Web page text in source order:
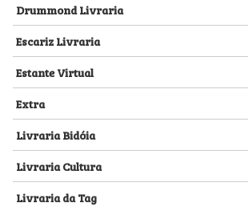
Drummond Livraria
Escariz Livraria
Estante Virtual
Extra
Livraria Bidóia
Livraria Cultura
Livraria da Tag